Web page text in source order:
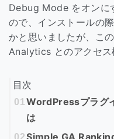
Debug Mode をオンに
ので、インストールの
かと思いましたが、こ
Analytics とのアクセス
目次
WordPressプラグ
は
Simple GA